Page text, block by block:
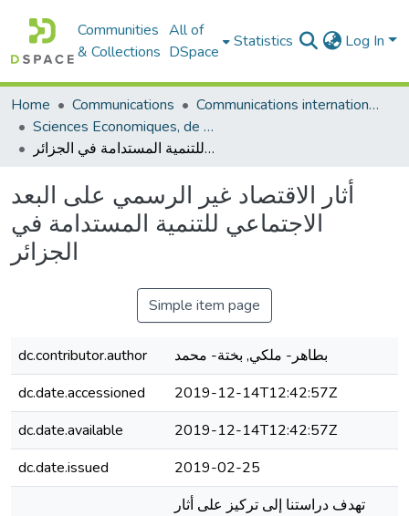
Communities
& Collections
All of
DSpace
Statistics Log In
Home Communications
Communications internationales (مداخلات دولية)
Sciences Economiques, de Gestion et Commerciales - العلوم الإقتصادية و التجارية و علوم التسيير
أثار الاقتصاد غير الرسمي على البعد الاجتماعي للتنمية المستدامة في الجزائر
أثار الاقتصاد غير الرسمي على البعد
الاجتماعي للتنمية المستدامة في
الجزائر
Simple item page
dc.contributor.author
بطاهر- ملكي, بختة- محمد
dc.date.accessioned
2019-12-14T12:42:57Z
dc.date.available
2019-12-14T12:42:57Z
dc.date.issued
2019-02-25
تهدف دراستنا إلى تركيز على أثار